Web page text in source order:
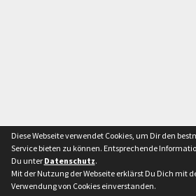
Diese Webseite verwendet Cookies, um Dir den
Service bieten zu können. Entsprechende
Du unter Datenschutz.
Mit der Nutzung der Webseite erklärst Du Dich mit
Verwendung von Cookies einverstanden.